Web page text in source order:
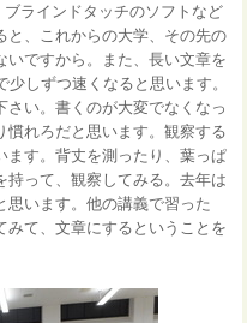
ラインドタッチのソフトなど
と、これからの大学、その先の
いですから。また、長い文章を
しずつ速くなると思います。
い。書くのが大変でなくなっ
慣れろだと思います。観察する
ます。背丈を測ったり、葉っぱ
持って、観察してみる。去年は
思います。他の講義で習った
みて、文章にするということを